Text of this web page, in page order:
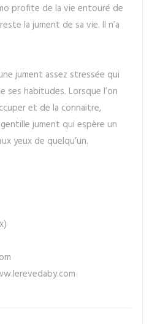
profite de la vie entouré de
la jument de sa vie. Il n’a
jument assez stressée qui
ses habitudes. Lorsque l’on
et de la connaitre,
jument qui espère un
yeux de quelqu’un.